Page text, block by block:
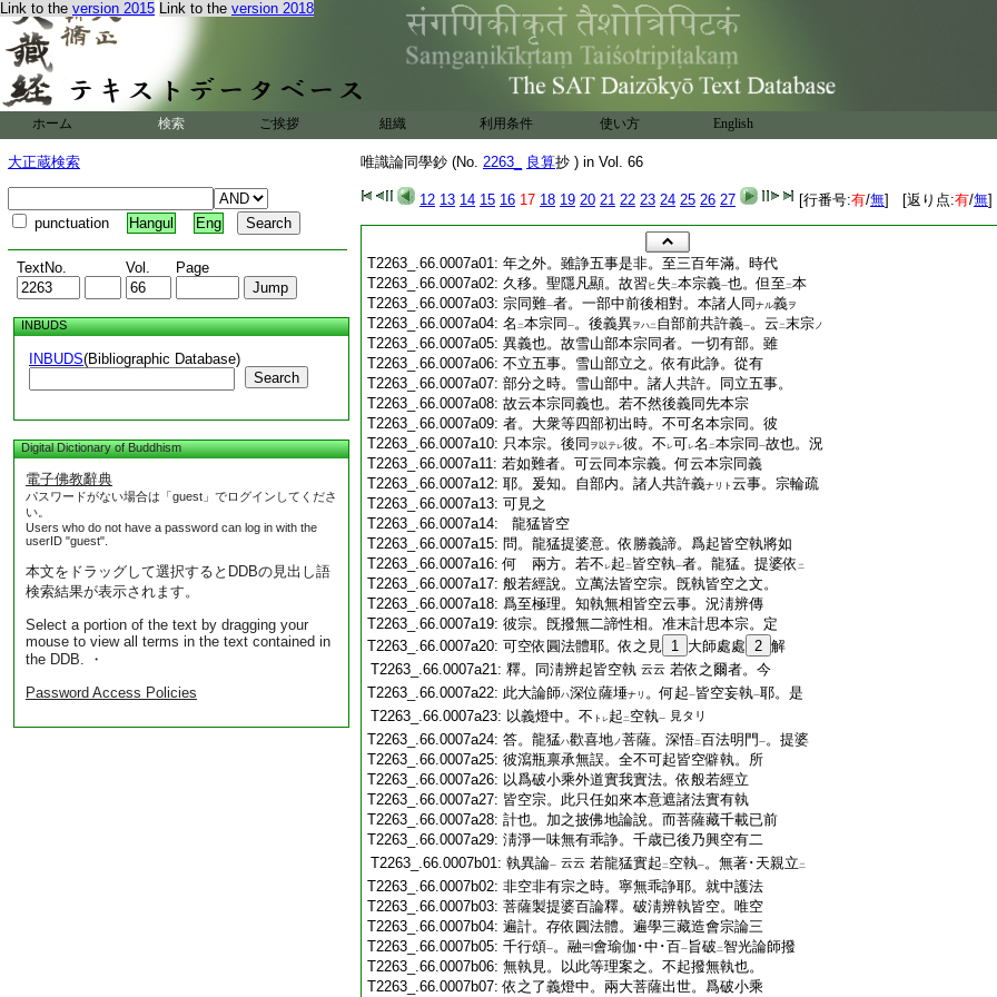
Link to the version 2015 Link to the version 2018
ホーム 検索 ご挨拶 組織 利用条件 使い方 English
大正蔵検索
punctuation Hangul Eng
TextNo. Vol. Page
INBUDS
INBUDS(Bibliographic Database)
Search
Digital Dictionary of Buddhism
電子佛教辭典
パスワードがない場合は「guest」でログインしてくださ
い。
Users who do not have a password can log in with the
userID "guest".
本文をドラッグして選択するとDDBの見出し語
検索結果が表示されます。
Select a portion of the text by dragging your
mouse to view all terms in the text contained in
the DDB. ・
Password Access Policies
唯識論同學鈔 (No. 2263_ 良算抄 ) in Vol. 66
12 13 14 15 16 17 18 19 20 21 22 23 24 25 26 27 [行番号:有/無] [返り点:有/無]
T2263_.66.0007a01: 年之外。雖諍五事是非。至三百年滿。時代
T2263_.66.0007a02: 久移。聖隱凡顯。故習 ヒ 失 二本宗義一也。但至 二本
T2263_.66.0007a03: 宗同難一者。一部中前後相對。本諸人同 ナル義ヲ
T2263_.66.0007a04: 名 二本宗同 一。後義異ヲハ二 自部前共許義一。云 二末宗ノ
T2263_.66.0007a05: 異義也。故雪山部本宗同者。一切有部。雖
T2263_.66.0007a06: 不立五事。雪山部立之。依有此諍。從有
T2263_.66.0007a07: 部分之時。雪山部中。諸人共許。同立五事。
T2263_.66.0007a08: 故云本宗同義也。若不然後義同先本宗
T2263_.66.0007a09: 者。大衆等四部初出時。不可名本宗同。彼
T2263_.66.0007a10: 只本宗。後同 ヲ以テレ彼。不 レ可レ名 二本宗同 一故也。況
T2263_.66.0007a11: 若如難者。可云同本宗義。何云本宗同義
T2263_.66.0007a12: 耶。爰知。自部内。諸人共許義ナリト 云事。宗輪疏
T2263_.66.0007a13: 可見之
T2263_.66.0007a14:
龍猛皆空
T2263_.66.0007a15: 問。龍猛提婆意。依勝義諦。爲起皆空執將如
T2263_.66.0007a16:何 兩方。若不 レ起 二 皆空執一者。龍猛。提婆依 二
T2263_.66.0007a17: 般若經說。立萬法皆空宗。旣執皆空之文。
T2263_.66.0007a18: 爲至極理。知執無相皆空云事。況淸辨傳
T2263_.66.0007a19: 彼宗。旣撥無二諦性相。准末計思本宗。定
T2263_.66.0007a20: 可空依圓法體耶。依之見 1 大師處處 2 解
T2263_.66.0007a21: 釋。同淸辨起皆空執 云云 若依之爾者。今
T2263_.66.0007a22: 此大論師ハ深位薩埵ナリ 。何起一皆空妄執一耶。是
T2263_.66.0007a23: 以義燈中。不 ト レ起 二 空執一 見タリ
T2263_.66.0007a24: 答。龍猛ハ歡喜地ノ菩薩。深悟二百法明門 一。提婆
T2263_.66.0007a25: 彼瀉瓶禀承無誤。全不可起皆空僻執。所
T2263_.66.0007a26: 以爲破小乘外道實我實法。依般若經立
T2263_.66.0007a27: 皆空宗。此只任如來本意遮諸法實有執
T2263_.66.0007a28: 計也。加之披佛地論說。而菩薩藏千載已前
T2263_.66.0007a29: 淸淨一味無有乖諍。千歳已後乃興空有二
T2263_.66.0007b01: 執異論一 云云 若龍猛實起 二 空執一。無著･天親立 二
T2263_.66.0007b02: 非空非有宗之時。寧無乖諍耶。就中護法
T2263_.66.0007b03: 菩薩製提婆百論釋。破淸辨執皆空。唯空
T2263_.66.0007b04: 遍計。存依圓法體。遍學三藏造會宗論三
T2263_.66.0007b05: 千行頌一。融 會瑜伽･中･百一 旨破 二智光論師撥
T2263_.66.0007b06: 無執見。以此等理案之。不起撥無執也。
T2263_.66.0007b07:依之了義燈中。兩大菩薩出世。爲破小乘